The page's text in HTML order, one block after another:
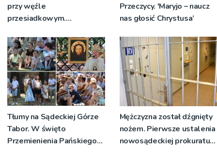
przy węźle
przesiadkowym.
miejsc
Przeczycy. 'Maryjo – naucz
nas głosić Chrystusa’
Tłumy na Sądeckiej Górze
Tabor. W święto
Przemienienia Pańskiego
Mężczyzna został dźgnięty
nożem. Pierwsze ustalenia
nowosądeckiej prokuratury